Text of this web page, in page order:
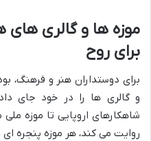
موزه ها و گالری
برای روح
برای دوستداران هنر و فرهنگ،
و گالری ها را در خود جای
شاهکارهای اروپایی تا موزه
روایت می کند، هر موزه پنجره